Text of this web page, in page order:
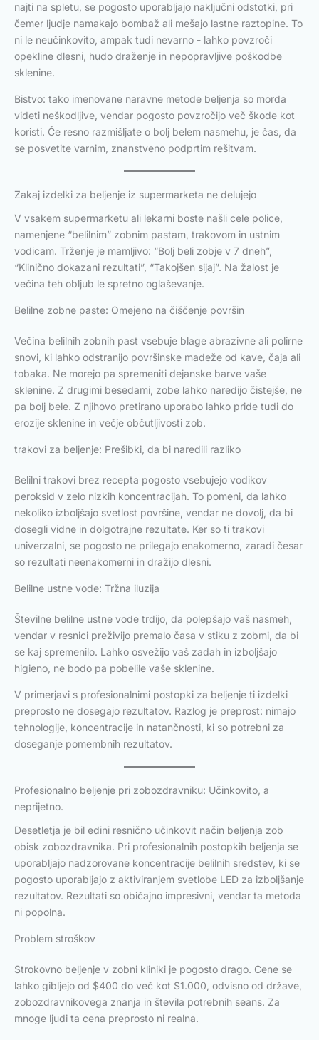
najti na spletu, se pogosto uporabljajo naključni odstotki, pri
čemer ljudje namakajo bombaž ali mešajo lastne raztopine. To
ni le neučinkovito, ampak tudi nevarno - lahko povzroči
opekline dlesni, hudo draženje in nepopravljive poškodbe
sklenine.
Bistvo: tako imenovane naravne metode beljenja so morda
videti neškodljive, vendar pogosto povzročijo več škode kot
koristi. Če resno razmišljate o bolj belem nasmehu, je čas, da
se posvetite varnim, znanstveno podprtim rešitvam.
Zakaj izdelki za beljenje iz supermarketa ne delujejo
V vsakem supermarketu ali lekarni boste našli cele police,
namenjene “belilnim” zobnim pastam, trakovom in ustnim
vodicam. Trženje je mamljivo: “Bolj beli zobje v 7 dneh”,
“Klinično dokazani rezultati”, “Takojšen sijaj”. Na žalost je
večina teh obljub le spretno oglaševanje.
Belilne zobne paste: Omejeno na čiščenje površin
Večina belilnih zobnih past vsebuje blage abrazivne ali polirne
snovi, ki lahko odstranijo površinske madeže od kave, čaja ali
tobaka. Ne morejo pa spremeniti dejanske barve vaše
sklenine. Z drugimi besedami, zobe lahko naredijo čistejše, ne
pa bolj bele. Z njihovo pretirano uporabo lahko pride tudi do
erozije sklenine in večje občutljivosti zob.
trakovi za beljenje: Prešibki, da bi naredili razliko
Belilni trakovi brez recepta pogosto vsebujejo vodikov
peroksid v zelo nizkih koncentracijah. To pomeni, da lahko
nekoliko izboljšajo svetlost površine, vendar ne dovolj, da bi
dosegli vidne in dolgotrajne rezultate. Ker so ti trakovi
univerzalni, se pogosto ne prilegajo enakomerno, zaradi česar
so rezultati neenakomerni in dražijo dlesni.
Belilne ustne vode: Tržna iluzija
Številne belilne ustne vode trdijo, da polepšajo vaš nasmeh,
vendar v resnici preživijo premalo časa v stiku z zobmi, da bi
se kaj spremenilo. Lahko osvežijo vaš zadah in izboljšajo
higieno, ne bodo pa pobelile vaše sklenine.
V primerjavi s profesionalnimi postopki za beljenje ti izdelki
preprosto ne dosegajo rezultatov. Razlog je preprost: nimajo
tehnologije, koncentracije in natančnosti, ki so potrebni za
doseganje pomembnih rezultatov.
Profesionalno beljenje pri zobozdravniku: Učinkovito, a
neprijetno.
Desetletja je bil edini resnično učinkovit način beljenja zob
obisk zobozdravnika. Pri profesionalnih postopkih beljenja se
uporabljajo nadzorovane koncentracije belilnih sredstev, ki se
pogosto uporabljajo z aktiviranjem svetlobe LED za izboljšanje
rezultatov. Rezultati so običajno impresivni, vendar ta metoda
ni popolna.
Problem stroškov
Strokovno beljenje v zobni kliniki je pogosto drago. Cene se
lahko gibljejo od $400 do več kot $1.000, odvisno od države,
zobozdravnikovega znanja in števila potrebnih seans. Za
mnoge ljudi ta cena preprosto ni realna.